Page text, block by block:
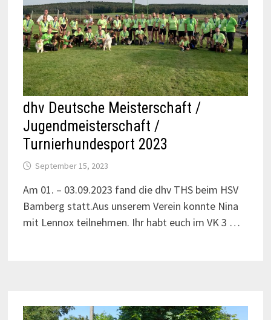
dhv Deutsche Meisterschaft /
Jugendmeisterschaft /
Turnierhundesport 2023
September 15, 2023
Am 01. – 03.09.2023 fand die dhv THS beim HSV
Bamberg statt.Aus unserem Verein konnte Nina
mit Lennox teilnehmen. Ihr habt euch im VK 3 …